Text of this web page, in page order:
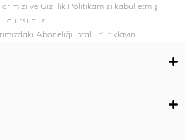
ve Gizlilik Politikamızı kabul etmiş
olursunuz.
Aboneliği İptal Et’i tıklayın.